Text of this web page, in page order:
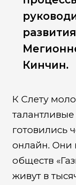
Кинчин.
К Слету
готовились
онлайн. Они
обществ
живут в